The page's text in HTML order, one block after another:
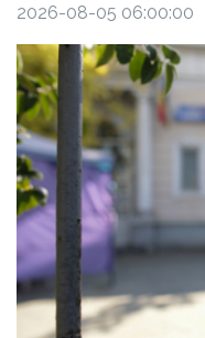
2026-08-05 06:00:00